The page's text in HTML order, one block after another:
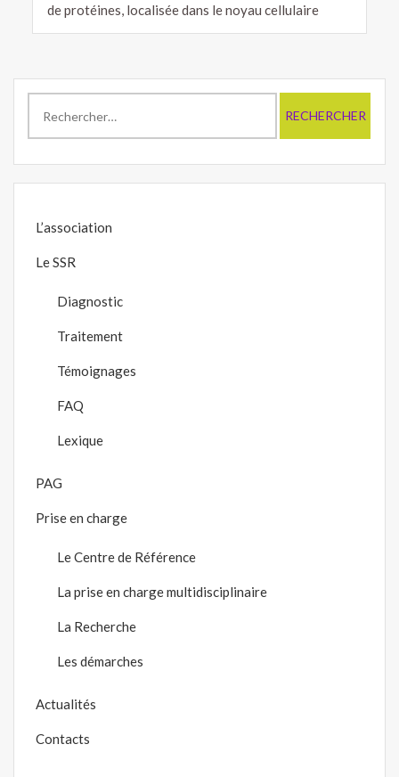
de protéines, localisée dans le noyau cellulaire
L’association
Le SSR
Diagnostic
Traitement
Témoignages
FAQ
Lexique
PAG
Prise en charge
Le Centre de Référence
La prise en charge multidisciplinaire
La Recherche
Les démarches
Actualités
Contacts